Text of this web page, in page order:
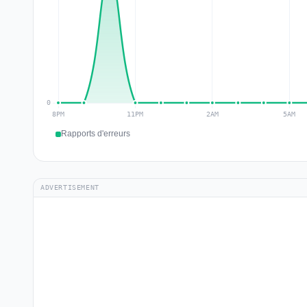
Rapports d'erreurs
ADVERTISEMENT